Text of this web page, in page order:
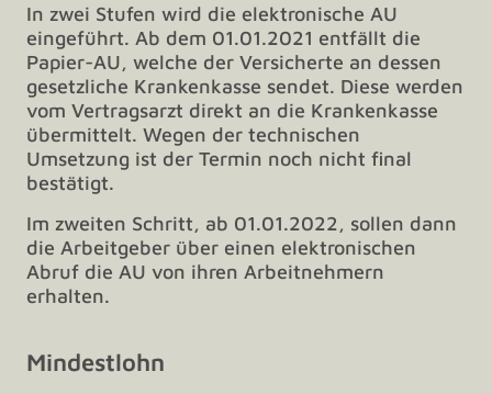
In zwei Stufen wird die elektronische AU
eingeführt. Ab dem 01.01.2021 entfällt die
Papier-AU, welche der Versicherte an dessen
gesetzliche Krankenkasse sendet. Diese werden
vom Vertragsarzt direkt an die Krankenkasse
übermittelt. Wegen der technischen
Umsetzung ist der Termin noch nicht final
bestätigt.
Im zweiten Schritt, ab 01.01.2022, sollen dann
die Arbeitgeber über einen elektronischen
Abruf die AU von ihren Arbeitnehmern
erhalten.
Mindestlohn